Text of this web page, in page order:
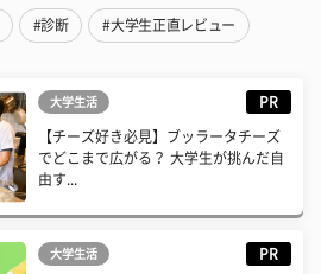
#診断 #大学生正直レビュー
大学生活 PR
【チーズ好き必見】ブッラータチーズ
でどこまで広がる？ 大学生が挑んだ自
由す...
大学生活 PR